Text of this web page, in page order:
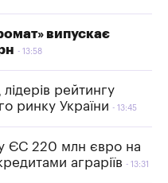
випускає
13:58
рейтингу
ринку України
13:45
у ЄС 220 млн євро на
аграріїв
13:31